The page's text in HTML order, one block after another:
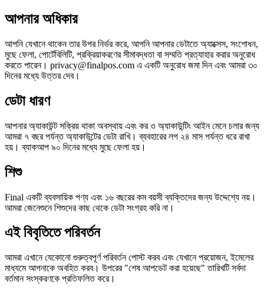
আপনার অধিকার
আপনি যেখানে থাকেন তার উপর নির্ভর করে, আপনি আপনার ডেটাতে অ্যাক্সেস, সংশোধন,
মুছে ফেলা, পোর্টেবিলিটি, প্রক্রিয়াকরণের সীমাবদ্ধতা বা সম্মতি প্রত্যাহার করার অনুরোধ
করতে পারেন। privacy@finalpos.com এ একটি অনুরোধ জমা দিন এবং আমরা ৩০
দিনের মধ্যে উত্তর দেব।
ডেটা ধারণ
আপনার অ্যাকাউন্ট সক্রিয় থাকা অবস্থায় এবং কর ও অ্যাকাউন্টিং আইন মেনে চলার জন্য
আমরা ৭ বছর পর্যন্ত অ্যাকাউন্টের ডেটা রাখি। ব্যবহারের লগ ২৪ মাস পর্যন্ত ধরে রাখা
হয়। ব্যাকআপ ৯০ দিনের মধ্যে মুছে ফেলা হয়।
শিশু
Final একটি ব্যবসায়িক পণ্য এবং ১৬ বছরের কম বয়সী ব্যক্তিদের জন্য উদ্দেশ্যে নয়।
আমরা জেনেশুনে শিশুদের কাছ থেকে ডেটা সংগ্রহ করি না।
এই বিবৃতিতে পরিবর্তন
আমরা এখানে যেকোনো গুরুত্বপূর্ণ পরিবর্তন পোস্ট করব এবং যেখানে প্রয়োজন, ইমেলের
মাধ্যমে আপনাকে অবহিত করব। উপরের "শেষ আপডেট করা হয়েছে" তারিখটি সর্বদা
বর্তমান সংস্করণকে প্রতিফলিত করে।